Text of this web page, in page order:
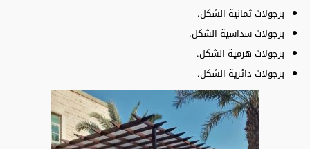
برجولات ثمانية الشكل.
برجولات سداسية الشكل.
برجولات هرمية الشكل.
برجولات دائرية الشكل.